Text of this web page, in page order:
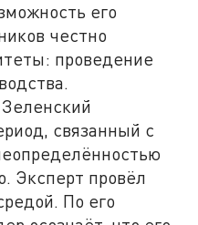
его
честно
проведение
связанный с
Эксперт провёл
По его